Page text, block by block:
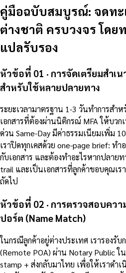
คู่มือฉบับสมบูรณ์: จดทะ
ต่างชาติ ครบวงจร โด
แปลรับรอง
หัวข้อที่ 01 · การจัดเตรียมสำเ
สำหรับใช้หลายปลายทาง
ระยะเวลามาตรฐาน 1-3 วันทำการสำ
เอกสารที่ต้องผ่านนิติกรณ์ MFA ให้บวก
ด่วน Same-Day มีค่าธรรมเนียมเพิ่ม
เราปิดทุกเคสด้วย one-page brief: ทำ
กับเอกสาร และต้องทำอะไรหากปลาย
trail และเป็นเอกสารที่ลูกค้าขอบคุณเร
ถัดไป
หัวข้อที่ 02 · การตรวจสอบคว
ปอร์ต (Name Match)
ในกรณีลูกค้าอยู่ต่างประเทศ เรารองรับ
(Remote POA) ผ่าน Notary Public ใ
stamp + ส่งกลับมาไทย เพื่อให้เราด